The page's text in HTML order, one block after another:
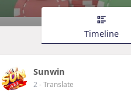
Timeline
Sunwin
2- Translate